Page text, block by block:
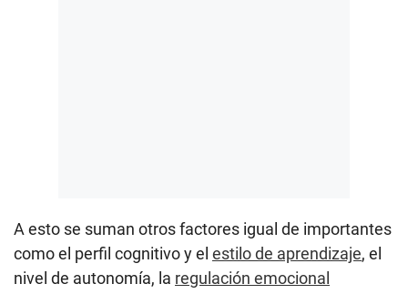
A esto se suman otros factores igual de importantes
como el perfil cognitivo y el estilo de aprendizaje, el
nivel de autonomía, la regulación emocional